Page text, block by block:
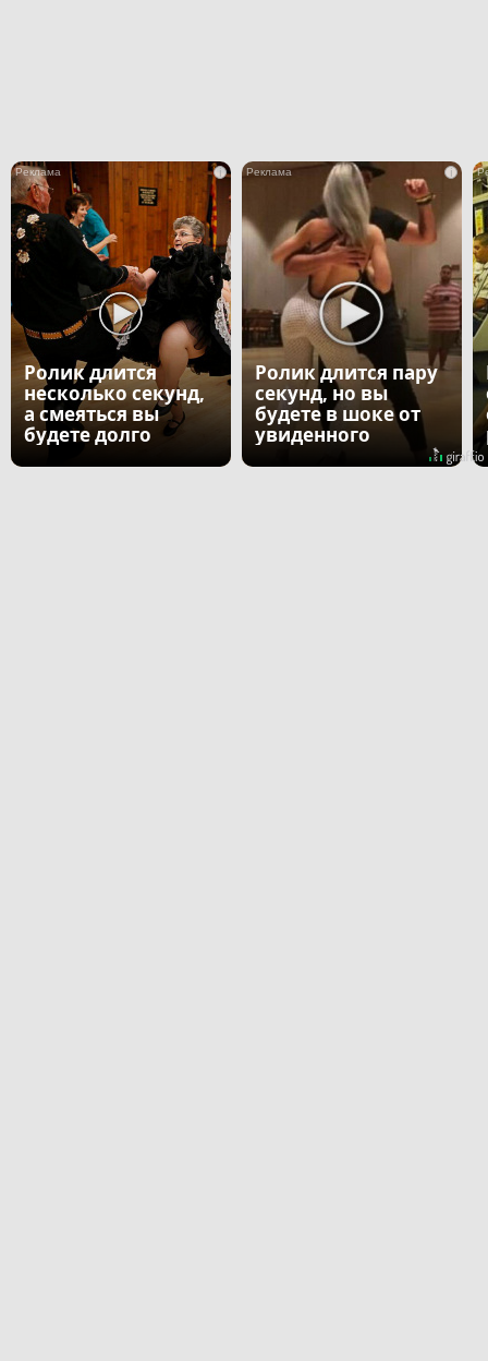
i
Ролик длится
несколько секунд,
а смеяться вы
будете долго
i
Ролик длится пару
секунд, но вы
будете в шоке от
увиденного